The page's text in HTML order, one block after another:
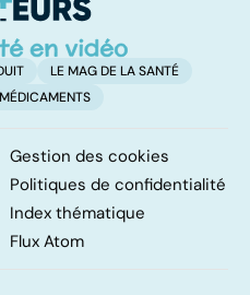
LE MAG DE LA SANTÉ
MÉDICAMENTS
Gestion des cookies
Politiques de confidentialité
Index thématique
Flux Atom